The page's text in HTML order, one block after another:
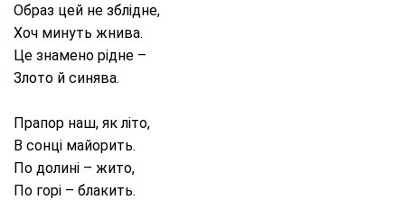
Образ цей не зблідне,
Хоч минуть жнива.
Це знамено рідне –
Злото й синява.
Прапор наш, як літо,
В сонці майорить.
По долині – жито,
По горі – блакить.